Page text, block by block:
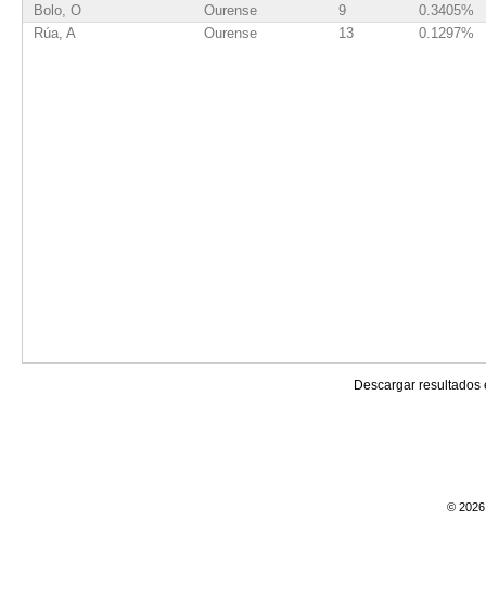
Bolo, O Ourense 9
0.3405%
Rúa, A
Ourense 13 0.1297%
Descargar resultados
© 2026